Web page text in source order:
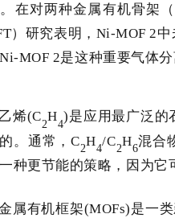
在对两种金属有机骨架（
）研究表明， Ni-MOF 2中
Ni-MOF 2是这种重要气体
乙烯(C2H4)是应用最广泛的
。通常，C2H4/C2H6混合
种更节能的策略，因为
属有机框架(MOFs)是一